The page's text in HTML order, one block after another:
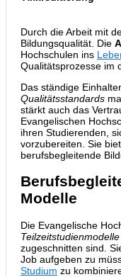
Durch die Arbeit mit
Bildungsqualität. Die
Hochschulen ins
Qualitätsprozesse im
Das ständige
Qualitätsstandards
stärkt auch das
Evangelischen
ihren Studierenden,
vorzubereiten. Sie
berufsbegleitende
Modelle
Die Evangelische
Teilzeitstudienmodelle
zugeschnitten sind.
Job aufgeben zu
Studium zu